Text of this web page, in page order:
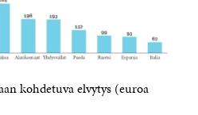
kohdetuva elvytys (euroa